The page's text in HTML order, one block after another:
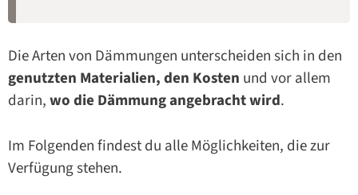
Die Arten von Dämmungen unterscheiden sich in den
genutzten Materialien, den Kosten und vor allem
darin,wo die Dämmung angebracht wird.
Im Folgenden findest du alle Möglichkeiten, die zur
Verfügung stehen.